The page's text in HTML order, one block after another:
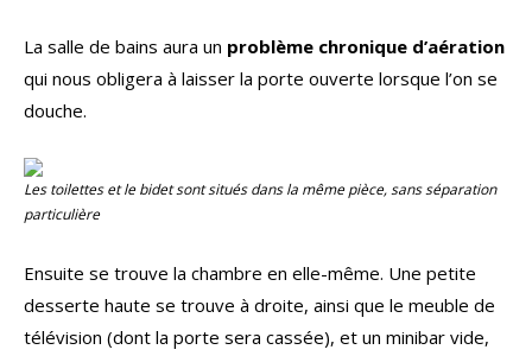
La salle de bains aura un problème chronique d’aération
qui nous obligera à laisser la porte ouverte lorsque l’on se
douche.
Les toilettes et le bidet sont situés dans la même pièce, sans séparation
particulière
Ensuite se trouve la chambre en elle-même. Une petite
desserte haute se trouve à droite, ainsi que le meuble de
télévision (dont la porte sera cassée), et un minibar vide,